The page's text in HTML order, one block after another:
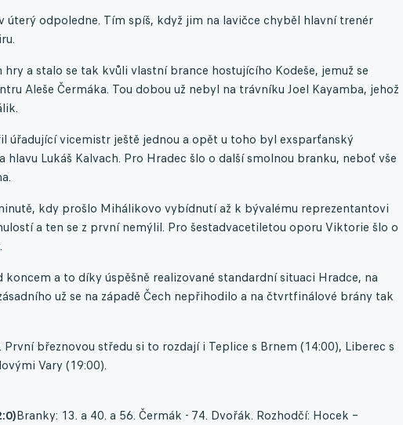
úterý odpoledne. Tím spíš, když jim na lavičce chyběl hlavní trenér
a stalo se tak kvůli vlastní brance hostujícího Kodeše, jemuž se
Aleše Čermáka. Tou dobou už nebyl na trávníku Joel Kayamba, jehož
úřadující vicemistr ještě jednou a opět u toho byl exsparťanský
Lukáš Kalvach. Pro Hradec šlo o další smolnou branku, neboť vše
kdy prošlo Mihálikovo vybídnutí až k bývalému reprezentantovi
a ten se z první nemýlil. Pro šestadvacetiletou oporu Viktorie šlo o
a to díky úspěšně realizované standardní situaci Hradce, na
už se na západě Čech nepřihodilo a na čtvrtfinálové brány tak
březnovou středu si to rozdají i Teplice s Brnem (14:00), Liberec s
Vary (19:00).
Branky: 13. a 40. a 56. Čermák - 74. Dvořák. Rozhodčí: Hocek –